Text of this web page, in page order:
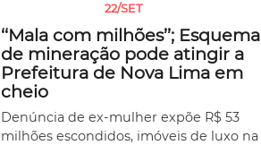
22/SET
‘‘Mala com milhões’’; Esquema
de mineração pode atingir a
Prefeitura de Nova Lima em
cheio
Denúncia de ex-mulher expõe R$ 53
milhões escondidos, imóveis de luxo na